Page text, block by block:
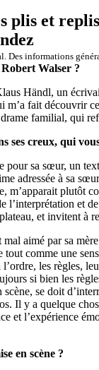
plis et
Des informations
Robert Walser ?
Händl, un
m’a fait découvrir
familial, qui
ses creux, qui
pour sa sœur, un
adressée à sa
m’apparait
l’interprétation et
et invitent à
mal aimé par sa
tout comme une
les règles,
si bien les
se doit
Il y a quelque
et l’expérience
en scène ?